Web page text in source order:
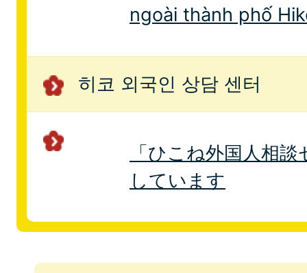
ngoài thành phố
히코 외국인 상담 센터
「ひこね外国人相
しています